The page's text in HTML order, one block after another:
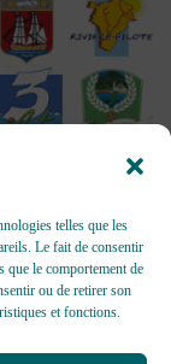
telles que les
Le fait de consentir
que le comportement de
ou de retirer son
et fonctions.
d’accueil,
création et gestion